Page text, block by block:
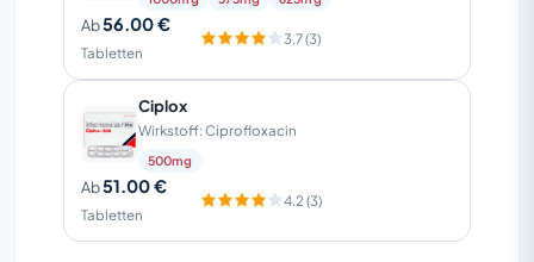
Ab56.00 €
Tabletten
3.7 (3)
Ciplox
Wirkstoff: Ciprofloxacin
500mg
Ab51.00 €
Tabletten
4.2 (3)